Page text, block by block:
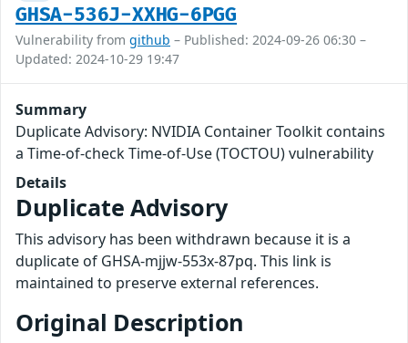
GHSA-536J-XXHG-6PGG
Vulnerability from github – Published: 2024-09-26 06:30 –
Updated: 2024-10-29 19:47
Summary
Duplicate Advisory: NVIDIA Container Toolkit contains
a Time-of-check Time-of-Use (TOCTOU) vulnerability
Details
Duplicate Advisory
This advisory has been withdrawn because it is a
duplicate of GHSA-mjjw-553x-87pq. This link is
maintained to preserve external references.
Original Description